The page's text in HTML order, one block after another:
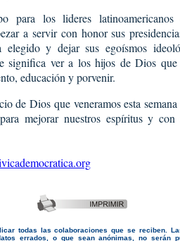
para los lideres
a servir con honor sus
y dejar sus egoísmos
significa ver a los hijos de Dios que
educación y porvenir.
de Dios que veneramos esta
mejorar nuestros espíritus y
todas las colaboraciones que se reciben.
errados, o que sean anónimas, no serán